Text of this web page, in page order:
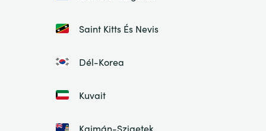
Saint Kitts És Nevis
Dél-Korea
Kuvait
Kajmán-Szigetek